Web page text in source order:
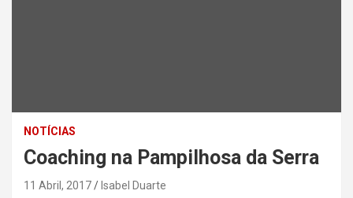
NOTÍCIAS
Coaching na Pampilhosa da Serra
11 Abril, 2017 Isabel Duarte